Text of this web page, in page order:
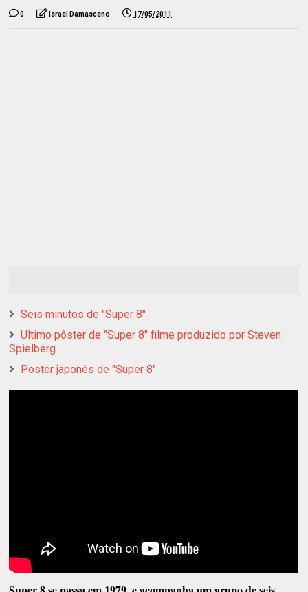
0 Israel Damasceno 17/05/2011
Seis minutos de "Super 8"
Ultimo pôster de "Super 8" filme produzido por Steven
Spielberg
Poster japonês de "Super 8"